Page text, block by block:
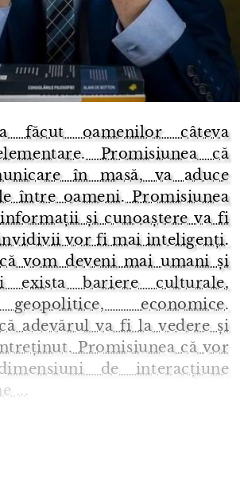
făcut oamenilor câteva
Promisiunea că
în masă, va aduce
între oameni. Promisiunea
și cunoaștere va fi
vor fi mai inteligenți.
vom deveni mai umani și
bariere culturale,
economice.
adevărul va fi la vedere și
Promisiunea că vor
de interacțiune
...